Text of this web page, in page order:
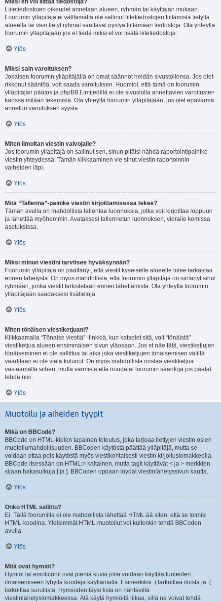
Miksi en voi liittää tiedostoja?
Liitetiedostojen oikeudet annetaan alueen, ryhmän tai käyttäjän mukaan.
Foorumin ylläpitäjä ei välttämättä ole sallinut liitetiedostojen liittämistä tietyllä
alueella tai vain tietyt ryhmät saattavat pystyä liittämään tiedostoja. Ota yhteyttä
foorumin ylläpitäjään jos et tiedä miksi et voi lisätä liitetiedostoja.
Ylös
Miksi sain varoituksen?
Jokaisen foorumin ylläpitäjällä on omat säännöt heidän sivustollensa. Jos olet
rikkonut sääntöä, voit saada varoituksen. Huomioi, että tämä on foorumin
ylläpitäjän päätös ja phpBB Limitedillä ei ole sivustolla annettavien varoitusten
kanssa mitään tekemistä. Ota yhteyttä foorumin ylläpitäjään, jos olet epävarma
annetun varoituksen syystä.
Ylös
Miten ilmoitan viestin valvojalle?
Jos foorumin ylläpitäjä on sallinut sen, sinun pitäisi nähdä raportointipainike
viestin yhteydessä. Tämän klikkaaminen vie sinut viestin raportoinnin
vaiheiden läpi.
Ylös
Mitä “Tallenna”-painike viestin kirjoittamisessa tekee?
Tämän avulla on mahdollista tallentaa luonnoksia, jotka voit kirjoittaa loppuun
ja lähettää myöhemmin. Avataksesi tallennetun luonnoksen, vieraile komissa
asetuksissa.
Ylös
Miksi minun viestini tarvitsee hyväksynnän?
Foorumin ylläpitäjä on päättänyt, että viestit kyseiselle alueelle tulee tarkastaa
ennen lähetystä. On myös mahdollista, että foorumin ylläpitäjä on siirtänyt sinut
ryhmään, jonka viestit tarkistetaan ennen lähettämistä. Ota yhteyttä foorumin
ylläpitäjään saadaksesi lisätietoja.
Ylös
Miten tönäisen viestiketjuani?
Klikkaamalla “Tönaise viestiä” -linkkiä, kun katselet sitä, voit “tönäistä”
viestiketjua alueen ensimmäisen sivun yläosaan. Jos et näe tätä, viestiketjujen
tönäiseminen ei ole sallittua tai aika joka viestiketjujen tönäisemisen välillä
vaaditaan ei ole vielä kulunut. On myös mahdollista nostaa viestiketjua
vastaamalla siihen, mutta varmista että noudatat foorumin sääntöjä jos päätät
tehdä niin.
Ylös
Muotoilu ja aiheiden tyypit
Mikä on BBCode?
BBCode on HTML-kielen tapainen toteutus, joka tarjoaa tiettyjen viestin osien
muotoilumahdollisuuden. BBCoden käytöstä päättää ylläpitäjä, mutta se
voidaan ottaa pois käytöstä myös viestikohtaisesti viestin kirjoituslomakkeella.
BBCode itsessään on HTML:n kaltainen, mutta tagit käyttävät < ja > merkkien
sijaan hakasulkuja [ ja ]. BBCoden oppaan löydät viestinlähetyssivun kautta.
Ylös
Onko HTML sallittu?
Ei. Tällä foorumilla ei ole mahdollista lähettää HTML:ää siten, että se toimisi
HTML-koodina. Yleisimmät HTML-muotoilut voi kuitenkin tehdä BBCoden
avulla.
Ylös
Mitä ovat hymiöt?
Hymiöt tai emoticonit ovat pieniä kuvia joita voidaan käyttää tunteiden
ilmaisemiseen lyhyitä koodeja käyttämällä. Esimerkiksi :) tarkoittaa iloista ja :(
tarkoittaa surullista. Hymiöiden täysi lista on nähtävillä
viestinlähetyslomakkeessa. Älä käytä hymiöitä liikaa, sillä ne voivat tehdä